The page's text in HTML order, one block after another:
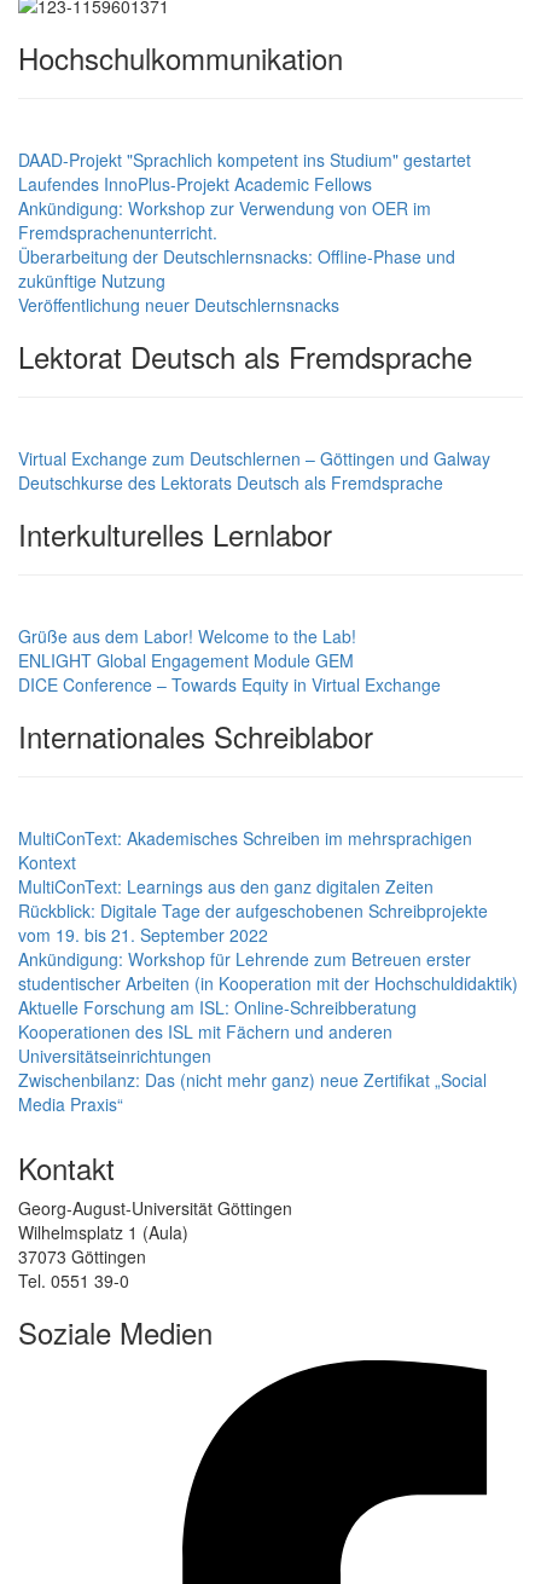
Hochschulkommunikation
DAAD-Projekt "Sprachlich kompetent ins Studium" gestartet
Laufendes InnoPlus-Projekt Academic Fellows
Ankündigung: Workshop zur Verwendung von OER im
Fremdsprachenunterricht.
Überarbeitung der Deutschlernsnacks: Offline-Phase und
zukünftige Nutzung
Veröffentlichung neuer Deutschlernsnacks
Lektorat Deutsch als Fremdsprache
Virtual Exchange zum Deutschlernen – Göttingen und Galway
Deutschkurse des Lektorats Deutsch als Fremdsprache
Interkulturelles Lernlabor
Grüße aus dem Labor! Welcome to the Lab!
ENLIGHT Global Engagement Module GEM
DICE Conference – Towards Equity in Virtual Exchange
Internationales Schreiblabor
MultiConText: Akademisches Schreiben im mehrsprachigen
Kontext
MultiConText: Learnings aus den ganz digitalen Zeiten
Rückblick: Digitale Tage der aufgeschobenen Schreibprojekte
vom 19. bis 21. September 2022
Ankündigung: Workshop für Lehrende zum Betreuen erster
studentischer Arbeiten (in Kooperation mit der Hochschuldidaktik)
Aktuelle Forschung am ISL: Online-Schreibberatung
Kooperationen des ISL mit Fächern und anderen
Universitätseinrichtungen
Zwischenbilanz: Das (nicht mehr ganz) neue Zertifikat „Social
Media Praxis“
Kontakt
Georg-August-Universität Göttingen
Wilhelmsplatz 1 (Aula)
37073 Göttingen
Tel. 0551 39-0
Soziale Medien